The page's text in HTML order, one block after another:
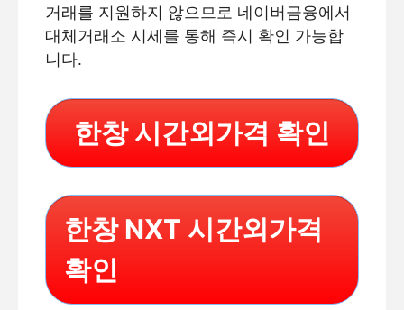
거래를 지원하지 않으므로 네이버금융에서
대체거래소 시세를 통해 즉시 확인 가능합
니다.
한창 시간외가격 확인
한창 NXT 시간외가격
확인